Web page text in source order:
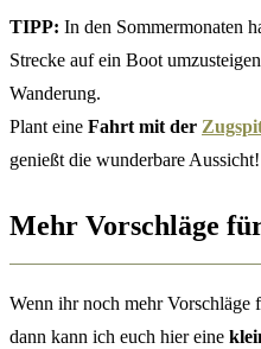
TIPP: In den Sommermonaten
Strecke auf ein Boot
Wanderung.
Plant eine Fahrt mit der
genießt die wunderbare Aussicht!
Mehr Vorschläge
Wenn ihr noch mehr Vorschläge
dann kann ich euch hier eine